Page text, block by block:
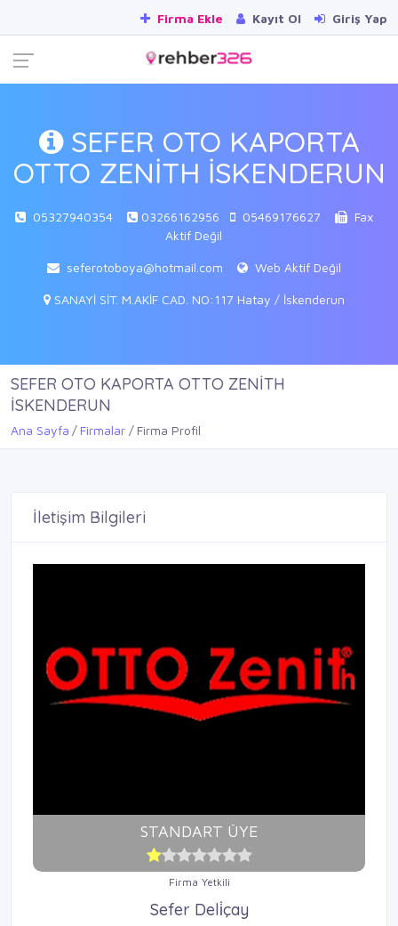
Firma Ekle Kayıt Ol Giriş Yap
SEFER OTO KAPORTA
OTTO ZENİTH İSKENDERUN
05327940354 03266162956 05469176627
Fax
Aktif Değil
seferotoboya@hotmail.com Web Aktif Değil
SANAYİ SİT. M.AKİF CAD. NO:117 Hatay / İskenderun
SEFER OTO KAPORTA OTTO ZENİTH
İSKENDERUN
Ana Sayfa Firmalar Firma Profil
İletişim Bilgileri
STANDART ÜYE
Firma Yetkili
Sefer Deli̇çay